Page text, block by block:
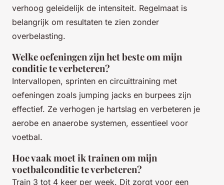
verhoog geleidelijk de intensiteit. Regelmaat is
belangrijk om resultaten te zien zonder
overbelasting.
Welke oefeningen zijn het beste om mijn
conditie te verbeteren?
Intervallopen, sprinten en circuittraining met
oefeningen zoals jumping jacks en burpees zijn
effectief. Ze verhogen je hartslag en verbeteren je
aerobe en anaerobe systemen, essentieel voor
voetbal.
Hoe vaak moet ik trainen om mijn
voetbalconditie te verbeteren?
Train 3 tot 4 keer per week. Dit zorgt voor een